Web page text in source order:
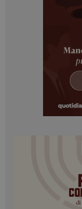
I cookie
sito web